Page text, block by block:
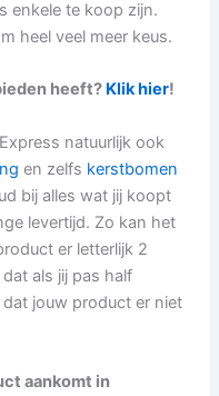
enkele te koop zijn.
heel veel meer keus.
heeft? Klik hier!
natuurlijk ook
en zelfs kerstbomen
bij alles wat jij koopt
levertijd. Zo kan het
er letterlijk 2
als jij pas half
jouw product er niet
aankomt in